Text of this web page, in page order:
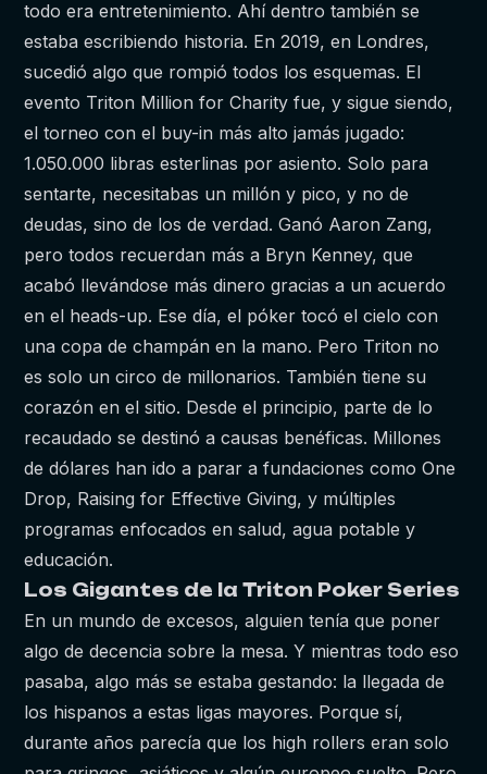
todo era entretenimiento. Ahí dentro también se
estaba escribiendo historia. En 2019, en Londres,
sucedió algo que rompió todos los esquemas. El
evento Triton Million for Charity fue, y sigue siendo,
el torneo con el buy-in más alto jamás jugado:
1.050.000 libras esterlinas por asiento. Solo para
sentarte, necesitabas un millón y pico, y no de
deudas, sino de los de verdad. Ganó Aaron Zang,
pero todos recuerdan más a Bryn Kenney, que
acabó llevándose más dinero gracias a un acuerdo
en el heads-up. Ese día, el póker tocó el cielo con
una copa de champán en la mano. Pero Triton no
es solo un circo de millonarios. También tiene su
corazón en el sitio. Desde el principio, parte de lo
recaudado se destinó a causas benéficas. Millones
de dólares han ido a parar a fundaciones como One
Drop, Raising for Effective Giving, y múltiples
programas enfocados en salud, agua potable y
educación.
Los Gigantes de la Triton Poker Series
En un mundo de excesos, alguien tenía que poner
algo de decencia sobre la mesa. Y mientras todo eso
pasaba, algo más se estaba gestando: la llegada de
los hispanos a estas ligas mayores. Porque sí,
durante años parecía que los high rollers eran solo